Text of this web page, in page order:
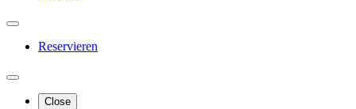
Reservieren
Close